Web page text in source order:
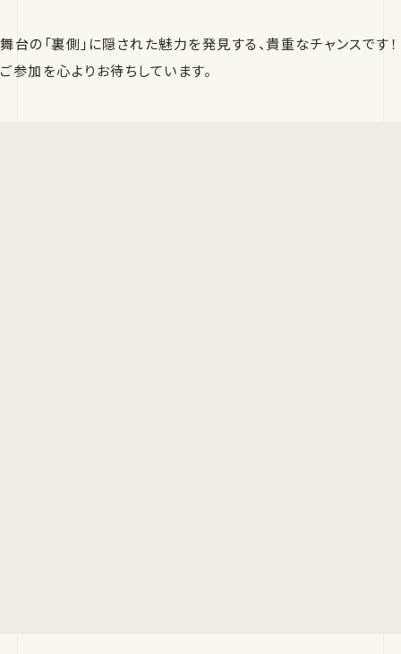
舞台の「裏側」に隠された魅力を発見する、貴重なチャンスです！
ご参加を心よりお待ちしています。